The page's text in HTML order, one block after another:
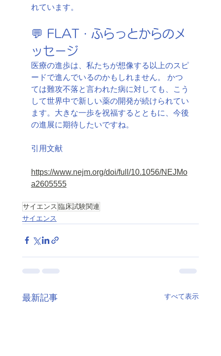
れています。
💬 FLAT・ふらっとからのメ
ッセージ
医療の進歩は、私たちが想像する以上のスピ
ードで進んでいるのかもしれません。 かつ
ては難攻不落と言われた病に対しても、こう
して世界中で新しい薬の開発が続けられてい
ます。大きな一歩を祝福するとともに、今後
の進展に期待したいですね。
引用文献
https://www.nejm.org/doi/full/10.1056/NEJMo
a2605555
サイエンス 臨床試験関連
サイエンス
最新記事 すべて表示